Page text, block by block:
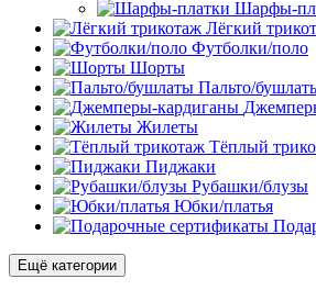
Шарфы-
Лёгкий
Футболки/поло
Шорты
Пальто/
Жилеты
Тёплый
Пиджаки
Рубашки/блузы
Юбки/платья
Ещё категории